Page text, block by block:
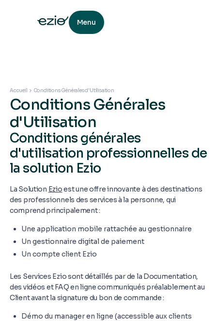
Menu
Accueil Conditions Générales d'Utilisation
Conditions Générales
d'Utilisation
Conditions générales
d'utilisation professionnelles de
la solution Ezio
La Solution Ezioest une offre innovante à des destinations
des professionnels des services à la personne, qui
comprend principalement :
Une application mobile rattachée au gestionnaire
Un gestionnaire digital de paiement
Un compte client Ezio
Les Services Ezio sont détaillés par de la Documentation,
des vidéos et FAQ en ligne communiqués préalablement au
Client avant la signature du bon de commande :
Démo du manager en ligne (accessible aux clients